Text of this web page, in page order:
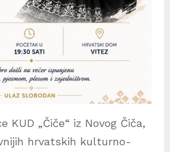
KUD „Čiče“ iz Novog Čiča,
hrvatskih kulturno-